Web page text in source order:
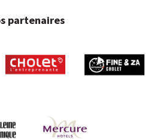
partenaires